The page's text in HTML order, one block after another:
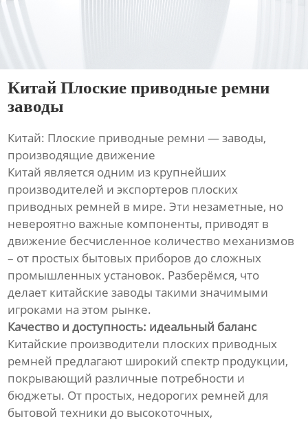
Китай Плоские приводные ремни
заводы
Китай: Плоские приводные ремни — заводы,
производящие движение
Китай является одним из крупнейших
производителей и экспортеров плоских
приводных ремней в мире. Эти незаметные, но
невероятно важные компоненты, приводят в
движение бесчисленное количество механизмов
– от простых бытовых приборов до сложных
промышленных установок. Разберёмся, что
делает китайские заводы такими значимыми
игроками на этом рынке.
Качество и доступность: идеальный баланс
Китайские производители плоских приводных
ремней предлагают широкий спектр продукции,
покрывающий различные потребности и
бюджеты. От простых, недорогих ремней для
бытовой техники до высокоточных,